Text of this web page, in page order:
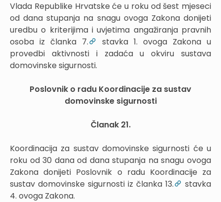
Vlada Republike Hrvatske će u roku od šest mjeseci
od dana stupanja na snagu ovoga Zakona donijeti
uredbu o kriterijima i uvjetima angažiranja pravnih
osoba iz članka 7.
stavka 1. ovoga Zakona u
provedbi aktivnosti i zadaća u okviru sustava
domovinske sigurnosti.
Poslovnik o radu Koordinacije za sustav
domovinske sigurnosti
Članak 21.
Koordinacija za sustav domovinske sigurnosti će u
roku od 30 dana od dana stupanja na snagu ovoga
Zakona donijeti Poslovnik o radu Koordinacije za
sustav domovinske sigurnosti iz članka 13.
stavka
4. ovoga Zakona.